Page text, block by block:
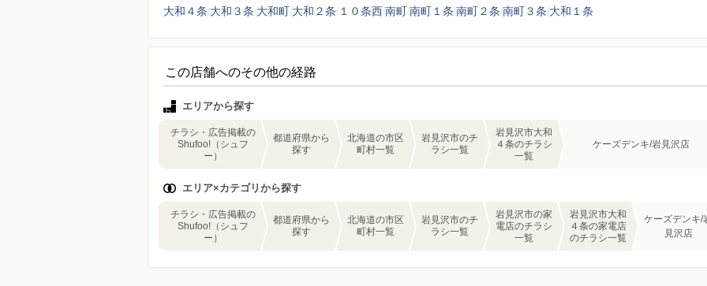
大和４条 大和３条 大和町 大和２条 １０条西南町南町１条 南町２条 南町３条 大和１条
この店舗へのその他の経路
エリアから探す
チラシ・広告掲載の
Shufoo!（シュフ
ー）
都道府県から
探す
北海道の市区
町村一覧
岩見沢市のチ
ラシ一覧
岩見沢市大和
４条のチラシ
一覧
ケーズデンキ/岩見沢店
エリア×カテゴリから探す
チラシ・広告掲載の
Shufoo!（シュフ
ー）
都道府県から
探す
北海道の市区
町村一覧
岩見沢市のチ
ラシ一覧
岩見沢市の家
電店のチラシ
一覧
岩見沢市大和
４条の家電店
のチラシ一覧
ケーズデンキ/
見沢店